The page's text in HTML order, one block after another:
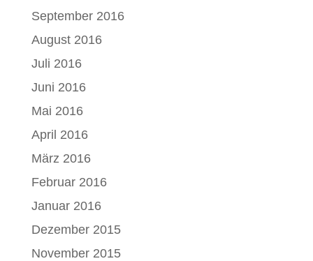
September 2016
August 2016
Juli 2016
Juni 2016
Mai 2016
April 2016
März 2016
Februar 2016
Januar 2016
Dezember 2015
November 2015